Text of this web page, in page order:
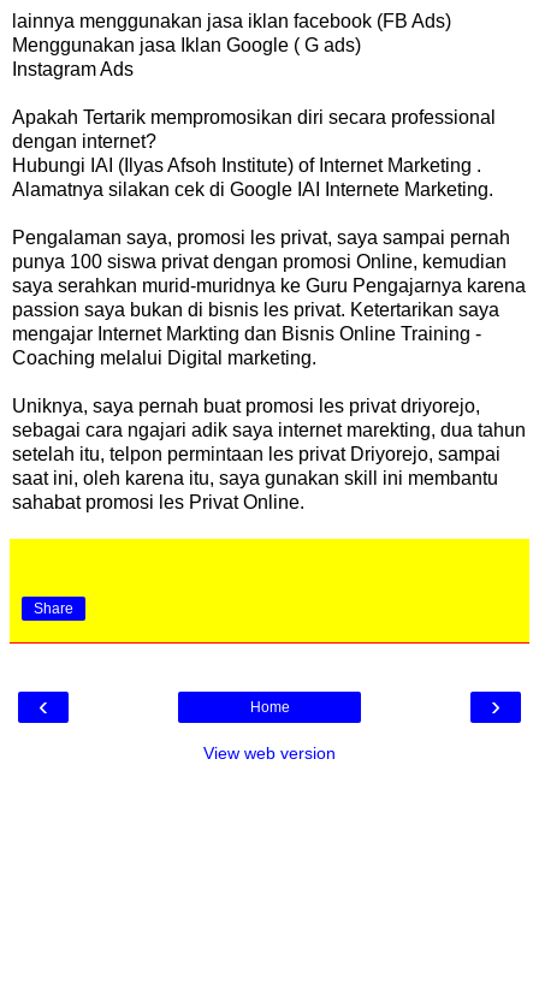
lainnya menggunakan jasa iklan facebook (FB Ads)
Menggunakan jasa Iklan Google ( G ads)
Instagram Ads
Apakah Tertarik mempromosikan diri secara professional
dengan internet?
Hubungi IAI (Ilyas Afsoh Institute) of Internet Marketing .
Alamatnya silakan cek di Google IAI Internete Marketing.
Pengalaman saya, promosi les privat, saya sampai pernah
punya 100 siswa privat dengan promosi Online, kemudian
saya serahkan murid-muridnya ke Guru Pengajarnya karena
passion saya bukan di bisnis les privat. Ketertarikan saya
mengajar Internet Markting dan Bisnis Online Training -
Coaching melalui Digital marketing.
Uniknya, saya pernah buat promosi les privat driyorejo,
sebagai cara ngajari adik saya internet marekting, dua tahun
setelah itu, telpon permintaan les privat Driyorejo, sampai
saat ini, oleh karena itu, saya gunakan skill ini membantu
sahabat promosi les Privat Online.
Share
‹ ›
Home
View web version